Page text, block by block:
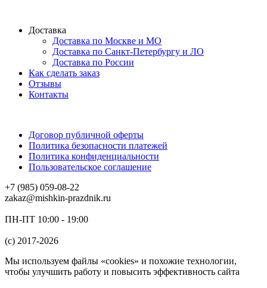
Доставка
Доставка по Москве и МО
Доставка по Санкт-Петербургу и ЛО
Доставка по России
Как сделать заказ
Отзывы
Контакты
Договор публичной оферты
Политика безопасности платежей
Политика конфиденциальности
Пользовательское соглашение
+7 (985) 059-08-22
zakaz@mishkin-prazdnik.ru
ПН-ПТ 10:00 - 19:00
(c) 2017-2026
Мы используем файлы «cookies» и похожие технологии,
чтобы улучшить работу и повысить эффективность сайта